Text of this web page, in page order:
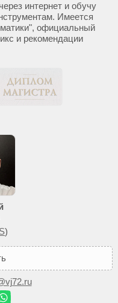
интернет и обучу
Имеется
официальный
и рекомендации
)
ь